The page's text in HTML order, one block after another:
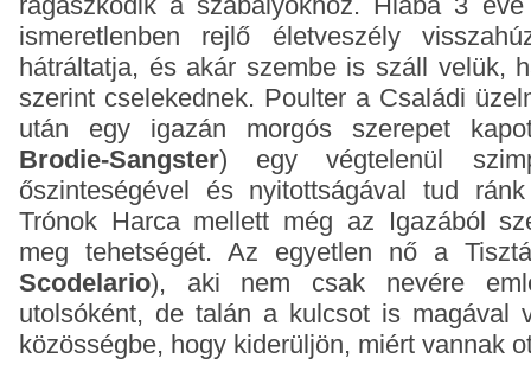
ismeretlenben rejlő életveszély
hátráltatja, és akár szembe is száll velük,
szerint cselekednek. Poulter a Családi
után egy igazán morgós szerepet
Brodie-Sangster) egy végtelenül
őszinteségével és nyitottságával tud
Trónok Harca mellett még az Igazából
meg tehetségét. Az egyetlen nő a
Scodelario), aki nem csak nevére
utolsóként, de talán a kulcsot is magával
közösségbe, hogy kiderüljön, miért vannak